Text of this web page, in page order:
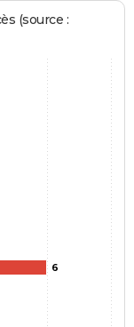
(source :
6